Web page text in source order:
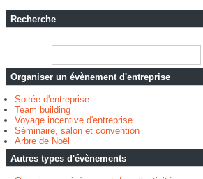
Recherche
Organiser un évènement d'entreprise
Soirée d'entreprise
Team building
Voyage incentive d'entreprise
Séminaire, salon et convention
Arbre de Noël
Autres types d'évènements